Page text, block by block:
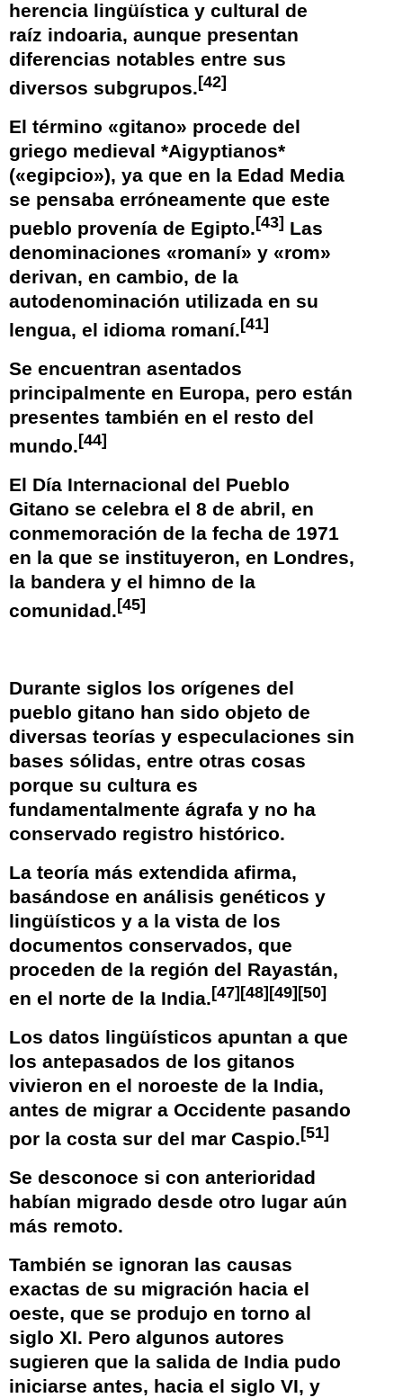
herencia lingüística y cultural de
raíz indoaria, aunque presentan
diferencias notables entre sus
diversos subgrupos.[42]
El término «gitano» procede del
griego medieval *Aigyptianos*
(«egipcio»), ya que en la Edad Media
se pensaba erróneamente que este
pueblo provenía de Egipto.[43] ​ Las
denominaciones «romaní» y «rom»
derivan, en cambio, de la
autodenominación utilizada en su
lengua, el idioma romaní.[41]
Se encuentran asentados
principalmente en Europa, pero están
presentes también en el resto del
mundo. [44]
El Día Internacional del Pueblo
Gitano se celebra el 8 de abril, en
conmemoración de la fecha de 1971
en la que se instituyeron, en Londres,
la bandera y el himno de la
comunidad. [45]
Durante siglos los orígenes del
pueblo gitano han sido objeto de
diversas teorías y especulaciones sin
bases sólidas, entre otras cosas
porque su cultura es
fundamentalmente ágrafa y no ha
conservado registro histórico.
La teoría más extendida afirma,
basándose en análisis genéticos y
lingüísticos y a la vista de los
documentos conservados, que
proceden de la región del Rayastán,
en el norte de la India. [47] [48] [49] [50]
Los datos lingüísticos apuntan a que
los antepasados de los gitanos
vivieron en el noroeste de la India,
antes de migrar a Occidente pasando
por la costa sur del mar Caspio. [51]
Se desconoce si con anterioridad
habían migrado desde otro lugar aún
más remoto.
También se ignoran las causas
exactas de su migración hacia el
oeste, que se produjo en torno al
siglo XI. Pero algunos autores
sugieren que la salida de India pudo
iniciarse antes, hacia el siglo VI, y